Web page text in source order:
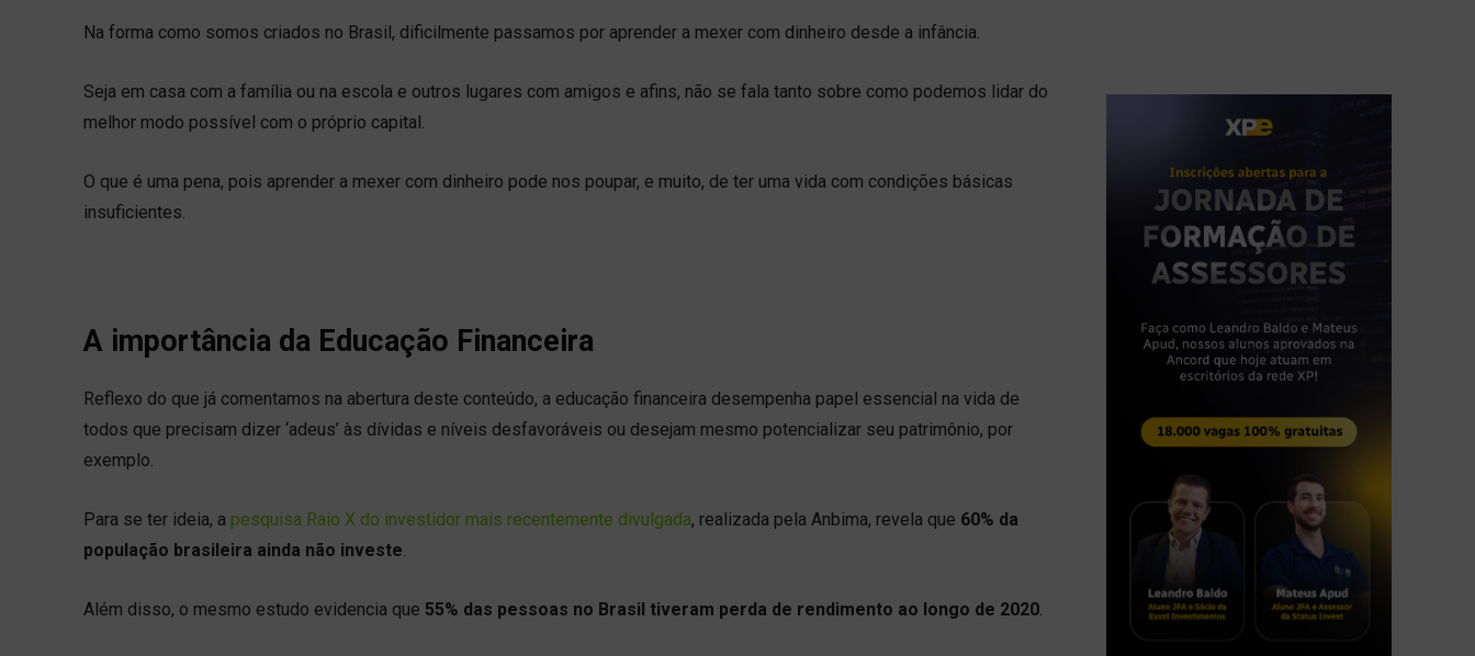
Na forma como somos criados no Brasil, dificilmente passamos por aprender a mexer com dinheiro desde a infância.
Seja em casa com a família ou na escola e outros lugares com amigos e afins, não se fala tanto sobre como podemos lidar do
melhor modo possível com o próprio capital.
O que é uma pena, pois aprender a mexer com dinheiro pode nos poupar, e muito, de ter uma vida com condições básicas
insuficientes.
A importância da Educação Financeira
Reflexo do que já comentamos na abertura deste conteúdo, a educação financeira desempenha papel essencial na vida de
todos que precisam dizer ‘adeus’ às dívidas e níveis desfavoráveis ou desejam mesmo potencializar seu patrimônio, por
exemplo.
Para se ter ideia, a pesquisa Raio X do investidor mais recentemente divulgada, realizada pela Anbima, revela que 60% da
população brasileira ainda não investe
Além disso, o mesmo estudo evidencia que 55% das pessoas no Brasil tiveram perda de rendimento ao longo de 2020